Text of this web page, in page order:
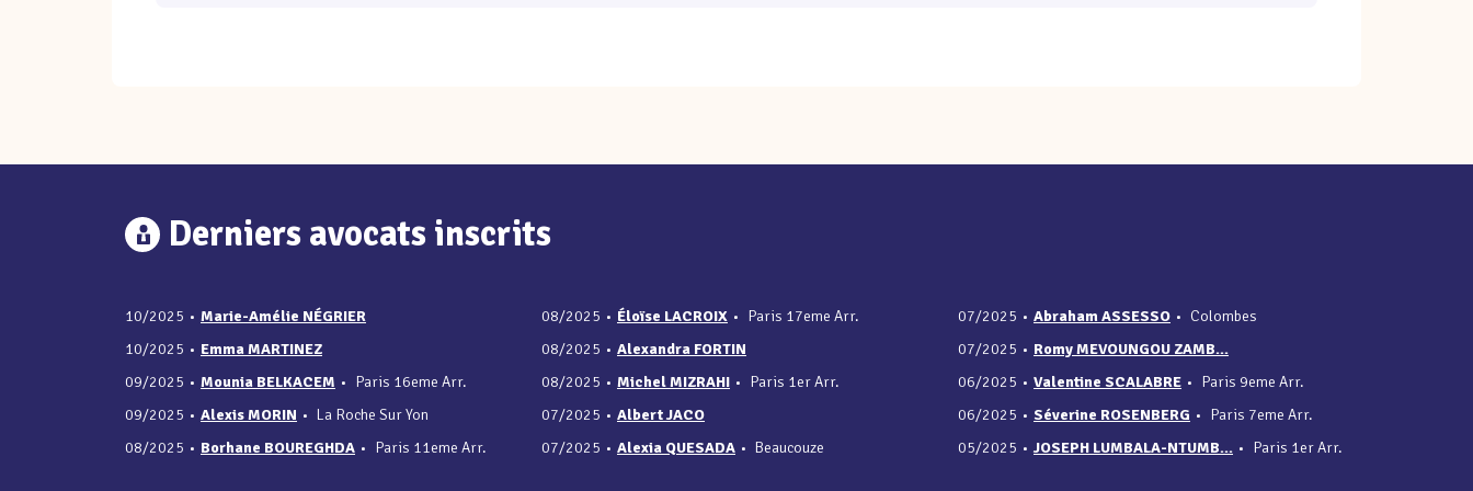
Derniers avocats inscrits
10/2025 • Marie-Amélie NÉGRIER
10/2025 • Emma MARTINEZ
09/2025 • Mounia BELKACEM • Paris 16eme Arr.
09/2025 • Alexis MORIN • La Roche Sur Yon
08/2025 • Borhane BOUREGHDA • Paris 11eme Arr.
08/2025 • Éloïse LACROIX • Paris 17eme Arr.
08/2025 • Alexandra FORTIN
08/2025 • Michel MIZRAHI • Paris 1er Arr.
07/2025 • Albert JACO
07/2025 • Alexia QUESADA • Beaucouze
07/2025 • Abraham ASSESSO • Colombes
07/2025 • Romy MEVOUNGOU ZAMB...
06/2025 • Valentine SCALABRE • Paris 9eme Arr.
06/2025 • Séverine ROSENBERG • Paris 7eme Arr.
05/2025 • JOSEPH LUMBALA-NTUMB... • Paris 1er Arr.